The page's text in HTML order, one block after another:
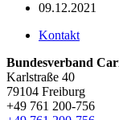
09.12.2021
Kontakt
Bundesverband
Karlstraße 40
79104 Freiburg
+49 761 200-756